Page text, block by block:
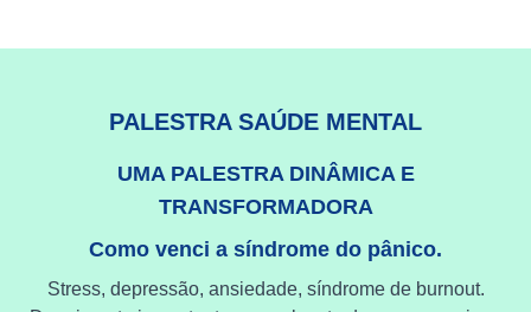
PALESTRA SAÚDE MENTAL
UMA PALESTRA DINÂMICA E
TRANSFORMADORA
Como venci a síndrome do pânico.
Stress, depressão, ansiedade, síndrome de burnout.